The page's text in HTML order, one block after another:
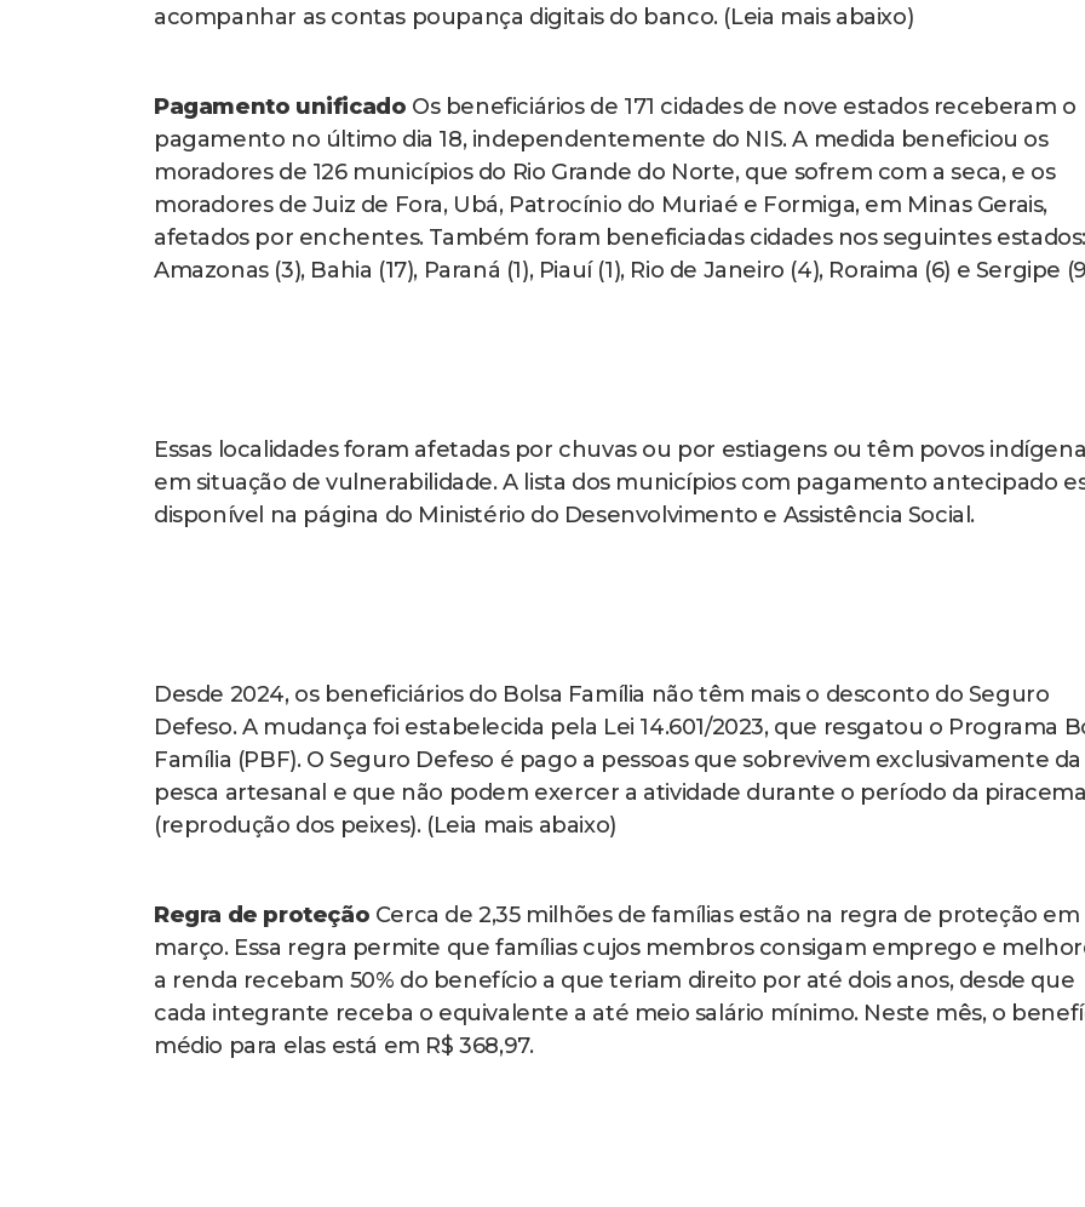
acompanhar as contas poupança digitais do banco. (Leia mais abaixo)
Pagamento unificado Os beneficiários de 171 cidades de nove estados receberam o
pagamento no último dia 18, independentemente do NIS. A medida beneficiou os
moradores de 126 municípios do Rio Grande do Norte, que sofrem com a seca, e os
moradores de Juiz de Fora, Ubá, Patrocínio do Muriaé e Formiga, em Minas Gerais,
afetados por enchentes. Também foram beneficiadas cidades nos seguintes estados:
Amazonas (3), Bahia (17), Paraná (1), Piauí (1), Rio de Janeiro (4), Roraima (6) e Sergipe
Essas localidades foram afetadas por chuvas ou por estiagens ou têm povos
em situação de vulnerabilidade. A lista dos municípios com pagamento antecipado
disponível na página do Ministério do Desenvolvimento e Assistência Social.
Desde 2024, os beneficiários do Bolsa Família não têm mais o desconto do Seguro
Defeso. A mudança foi estabelecida pela Lei 14.601/2023, que resgatou o Programa
Família (PBF). O Seguro Defeso é pago a pessoas que sobrevivem exclusivamente da
pesca artesanal e que não podem exercer a atividade durante o período da piracema
(reprodução dos peixes). (Leia mais abaixo)
Regra de proteção Cerca de 2,35 milhões de famílias estão na regra de proteção em
março. Essa regra permite que famílias cujos membros consigam emprego e
a renda recebam 50% do benefício a que teriam direito por até dois anos, desde que
cada integrante receba o equivalente a até meio salário mínimo. Neste mês, o
médio para elas está em R$ 368,97.